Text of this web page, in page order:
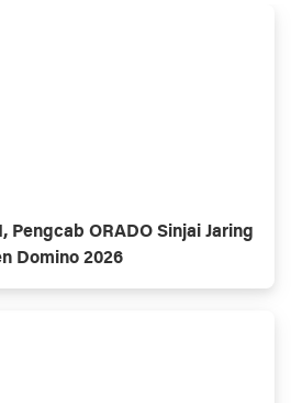
Pengcab ORADO Sinjai Jaring
Domino 2026